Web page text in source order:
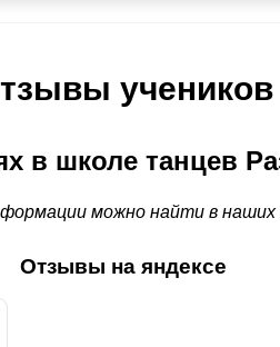
учеников
в школе танцев
можно найти в наших
Отзывы на яндексе